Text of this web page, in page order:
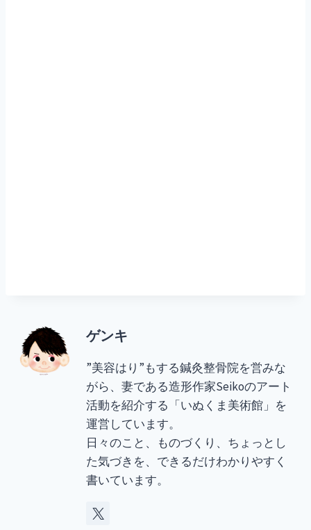
ゲンキ
”美容はり”もする鍼灸整骨院を営みな
がら、妻である造形作家Seikoのアート
活動を紹介する「いぬくま美術館」を
運営しています。
日々のこと、ものづくり、ちょっとし
た気づきを、できるだけわかりやすく
書いています。